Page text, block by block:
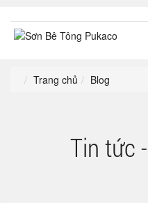
Trang chủ
Blog
Tin tức